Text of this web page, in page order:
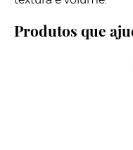
Produtos que